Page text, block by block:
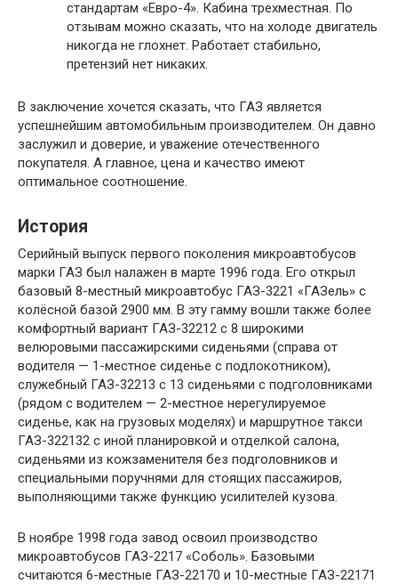
стандартам «Евро-4». Кабина трехместная. По
отзывам можно сказать, что на холоде двигатель
никогда не глохнет. Работает стабильно,
претензий нет никаких.
В заключение хочется сказать, что ГАЗ является
успешнейшим автомобильным производителем. Он давно
заслужил и доверие, и уважение отечественного
покупателя. А главное, цена и качество имеют
оптимальное соотношение.
История
Серийный выпуск первого поколения микроавтобусов
марки ГАЗ был налажен в марте 1996 года. Его открыл
базовый 8-местный микроавтобус ГАЗ-3221 «ГАЗель» с
колёсной базой 2900 мм. В эту гамму вошли также более
комфортный вариант ГАЗ-32212 с 8 широкими
велюровыми пассажирскими сиденьями (справа от
водителя — 1-местное сиденье с подлокотником),
служебный ГАЗ-32213 с 13 сиденьями с подголовниками
(рядом с водителем — 2-местное нерегулируемое
сиденье, как на грузовых моделях) и маршрутное такси
ГАЗ-322132 с иной планировкой и отделкой салона,
сиденьями из кожзаменителя без подголовников и
специальными поручнями для стоящих пассажиров,
выполняющими также функцию усилителей кузова.
В ноябре 1998 года завод освоил производство
микроавтобусов ГАЗ-2217 «Соболь». Базовыми
считаются 6-местные ГАЗ-22170 и 10-местные ГАЗ-22171